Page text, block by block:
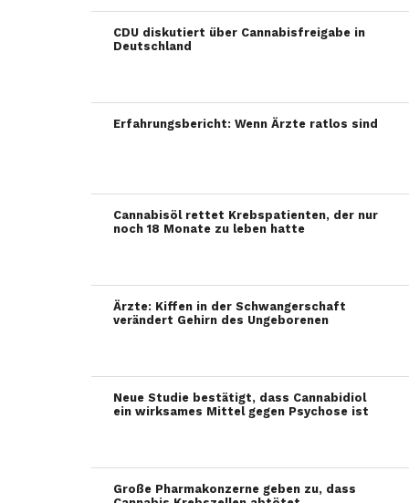
CDU diskutiert über Cannabisfreigabe in
Deutschland
Erfahrungsbericht: Wenn Ärzte ratlos sind
Cannabisöl rettet Krebspatienten, der nur
noch 18 Monate zu leben hatte
Ärzte: Kiffen in der Schwangerschaft
verändert Gehirn des Ungeborenen
Neue Studie bestätigt, dass Cannabidiol
ein wirksames Mittel gegen Psychose ist
Große Pharmakonzerne geben zu, dass